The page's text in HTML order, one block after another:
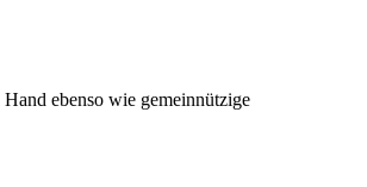
ebenso wie gemeinnützige